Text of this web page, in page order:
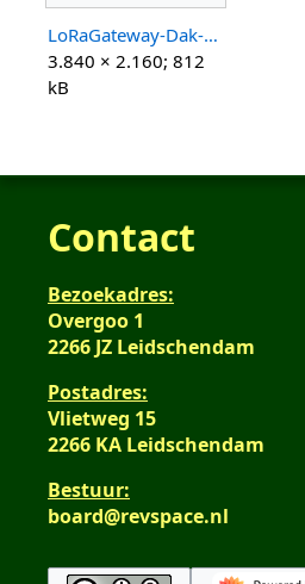
LoRaGateway-Dak-Overgoo.jpeg
3.840 × 2.160; 812
kB
Contact
Bezoekadres:
Overgoo 1
2266 JZ Leidschendam
Postadres:
Vlietweg 15
2266 KA Leidschendam
Bestuur:
board@revspace.nl